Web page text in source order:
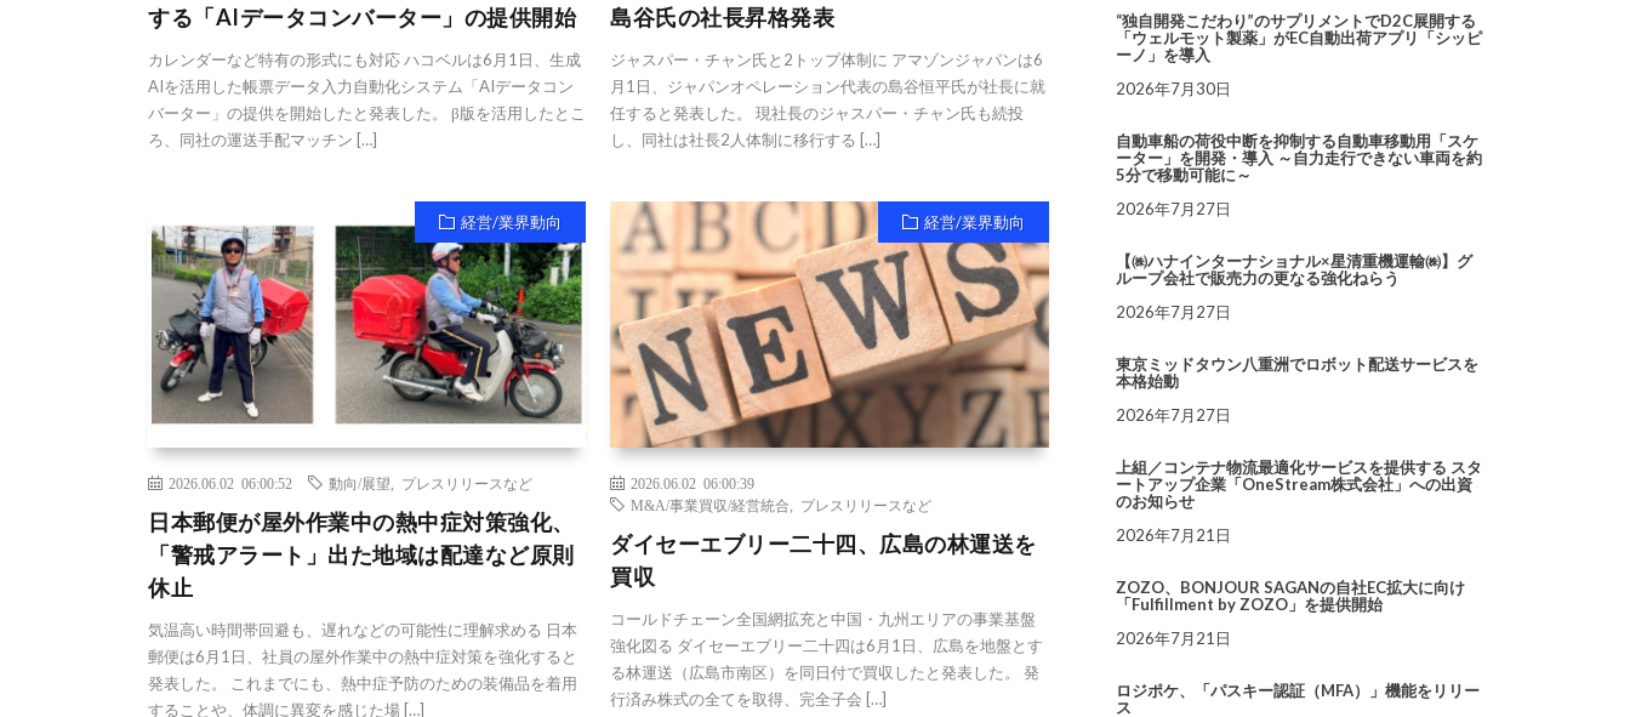
する「AIデータコンバーター」の提供開始
カレンダーなど特有の形式にも対応 ハコベルは6月1日、生成
AIを活用した帳票データ入力自動化システム「AIデータコン
バーター」の提供を開始したと発表した。 β版を活用したとこ
ろ、同社の運送手配マッチン […]
島谷氏の社長昇格発表
ジャスパー・チャン氏と2トップ体制に アマゾンジャパンは6
月1日、ジャパンオペレーション代表の島谷恒平氏が社長に就
任すると発表した。 現社長のジャスパー・チャン氏も続投
し、同社は社長2人体制に移行する […]
経営/業界動向
2026.06.02 06:00:52 動向/展望 プレスリリースなど
日本郵便が屋外作業中の熱中症対策強化、
「警戒アラート」出た地域は配達など原則
休止
気温高い時間帯回避も、遅れなどの可能性に理解求める 日本
郵便は6月1日、社員の屋外作業中の熱中症対策を強化すると
発表した。 これまでにも、熱中症予防のための装備品を着用
することや、体調に異変を感じた場 […]
経営/業界動向
2026.06.02 06:00:39
M&A/事業買収/経営統合
プレスリリースなど
ダイセーエブリー二十四、広島の林運送を
買収
コールドチェーン全国網拡充と中国・九州エリアの事業基盤
強化図る ダイセーエブリー二十四は6月1日、広島を地盤とす
る林運送（広島市南区）を同日付で買収したと発表した。 発
行済み株式の全てを取得、完全子会 […]
“独自開発こだわり”のサプリメントでD2C展開する
「ウェルモット製薬」がEC自動出荷アプリ「シッピ
ーノ」を導入
2026年7月30日
自動車船の荷役中断を抑制する自動車移動用「スケ
ーター」を開発・導入 ～自力走行できない車両を約
5分で移動可能に～
2026年7月27日
【㈱ハナインターナショナル×星清重機運輸㈱】グ
ループ会社で販売力の更なる強化ねらう
2026年7月27日
東京ミッドタウン八重洲でロボット配送サービスを
本格始動
2026年7月27日
上組／コンテナ物流最適化サービスを提供する スタ
ートアップ企業「OneStream株式会社」への出資
のお知らせ
2026年7月21日
ZOZO、BONJOUR SAGANの自社EC拡大に向け
「Fulfillment by ZOZO」を提供開始
2026年7月21日
ロジポケ、「パスキー認証（MFA）」機能をリリー
ス